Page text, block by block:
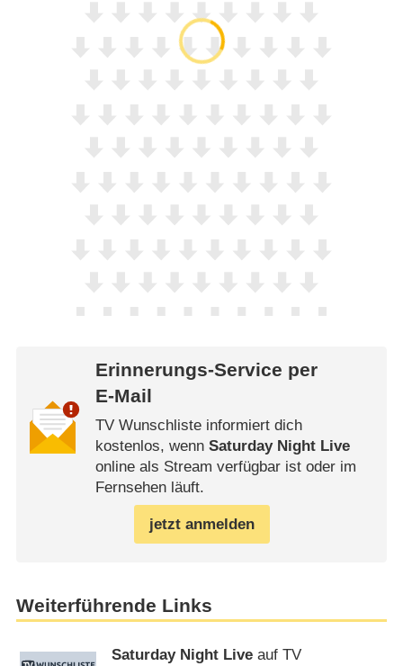
Erinnerungs-Service per
E-Mail
TV Wunschliste informiert dich
kostenlos, wenn Saturday Night Live
online als Stream verfügbar ist oder im
Fernsehen läuft.
jetzt anmelden
Weiterführende Links
Saturday Night Live auf TV